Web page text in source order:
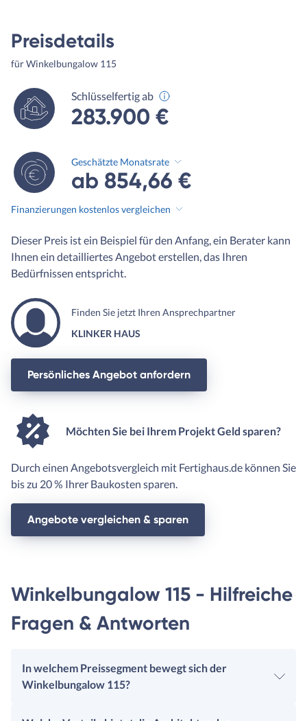
Preisdetails
für Winkelbungalow 115
Schlüsselfertig ab
283.900 €
Geschätzte Monatsrate
ab 854,66 €
Finanzierungen kostenlos vergleichen
Dieser Preis ist ein Beispiel für den Anfang, ein Berater kann
Ihnen ein detailliertes Angebot erstellen, das Ihren
Bedürfnissen entspricht.
Finden Sie jetzt Ihren Ansprechpartner
KLINKER HAUS
Persönliches Angebot anfordern
Möchten Sie bei Ihrem Projekt Geld sparen?
Durch einen Angebotsvergleich mit Fertighaus.de können Sie
bis zu 20 % Ihrer Baukosten sparen.
Angebote vergleichen & sparen
Winkelbungalow 115 - Hilfreiche
Fragen & Antworten
In welchem Preissegment bewegt sich der
Winkelbungalow 115?